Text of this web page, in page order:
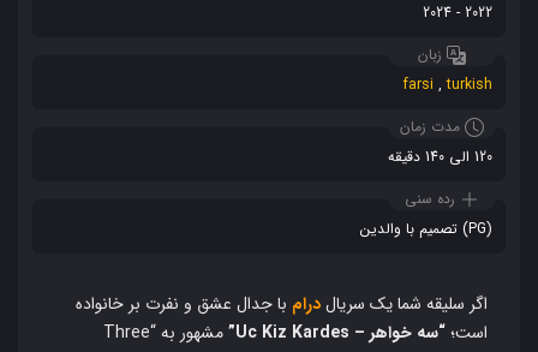
2022 - 2024
زبان
farsi ,turkish
مدت زمان
120 الی 140 دقیقه
رده سنی
(PG) تصمیم با والدین
اگر سلیقه شما یک سریالدرام با جدال عشق و نفرت بر خانواده
است؛“سه خواهر – Uc Kiz Kardes”
مشهور به “Three